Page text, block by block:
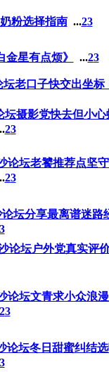
粉选择指南 ...23
星有点烦》 ...23
老口子快交出坐标
坛摄影党快去但小心
23
论坛老饕推荐点坚
23
坛分享最离谱迷路
论坛户外党真实评
论坛文青求小众浪
3
论坛冬日甜蜜纠结